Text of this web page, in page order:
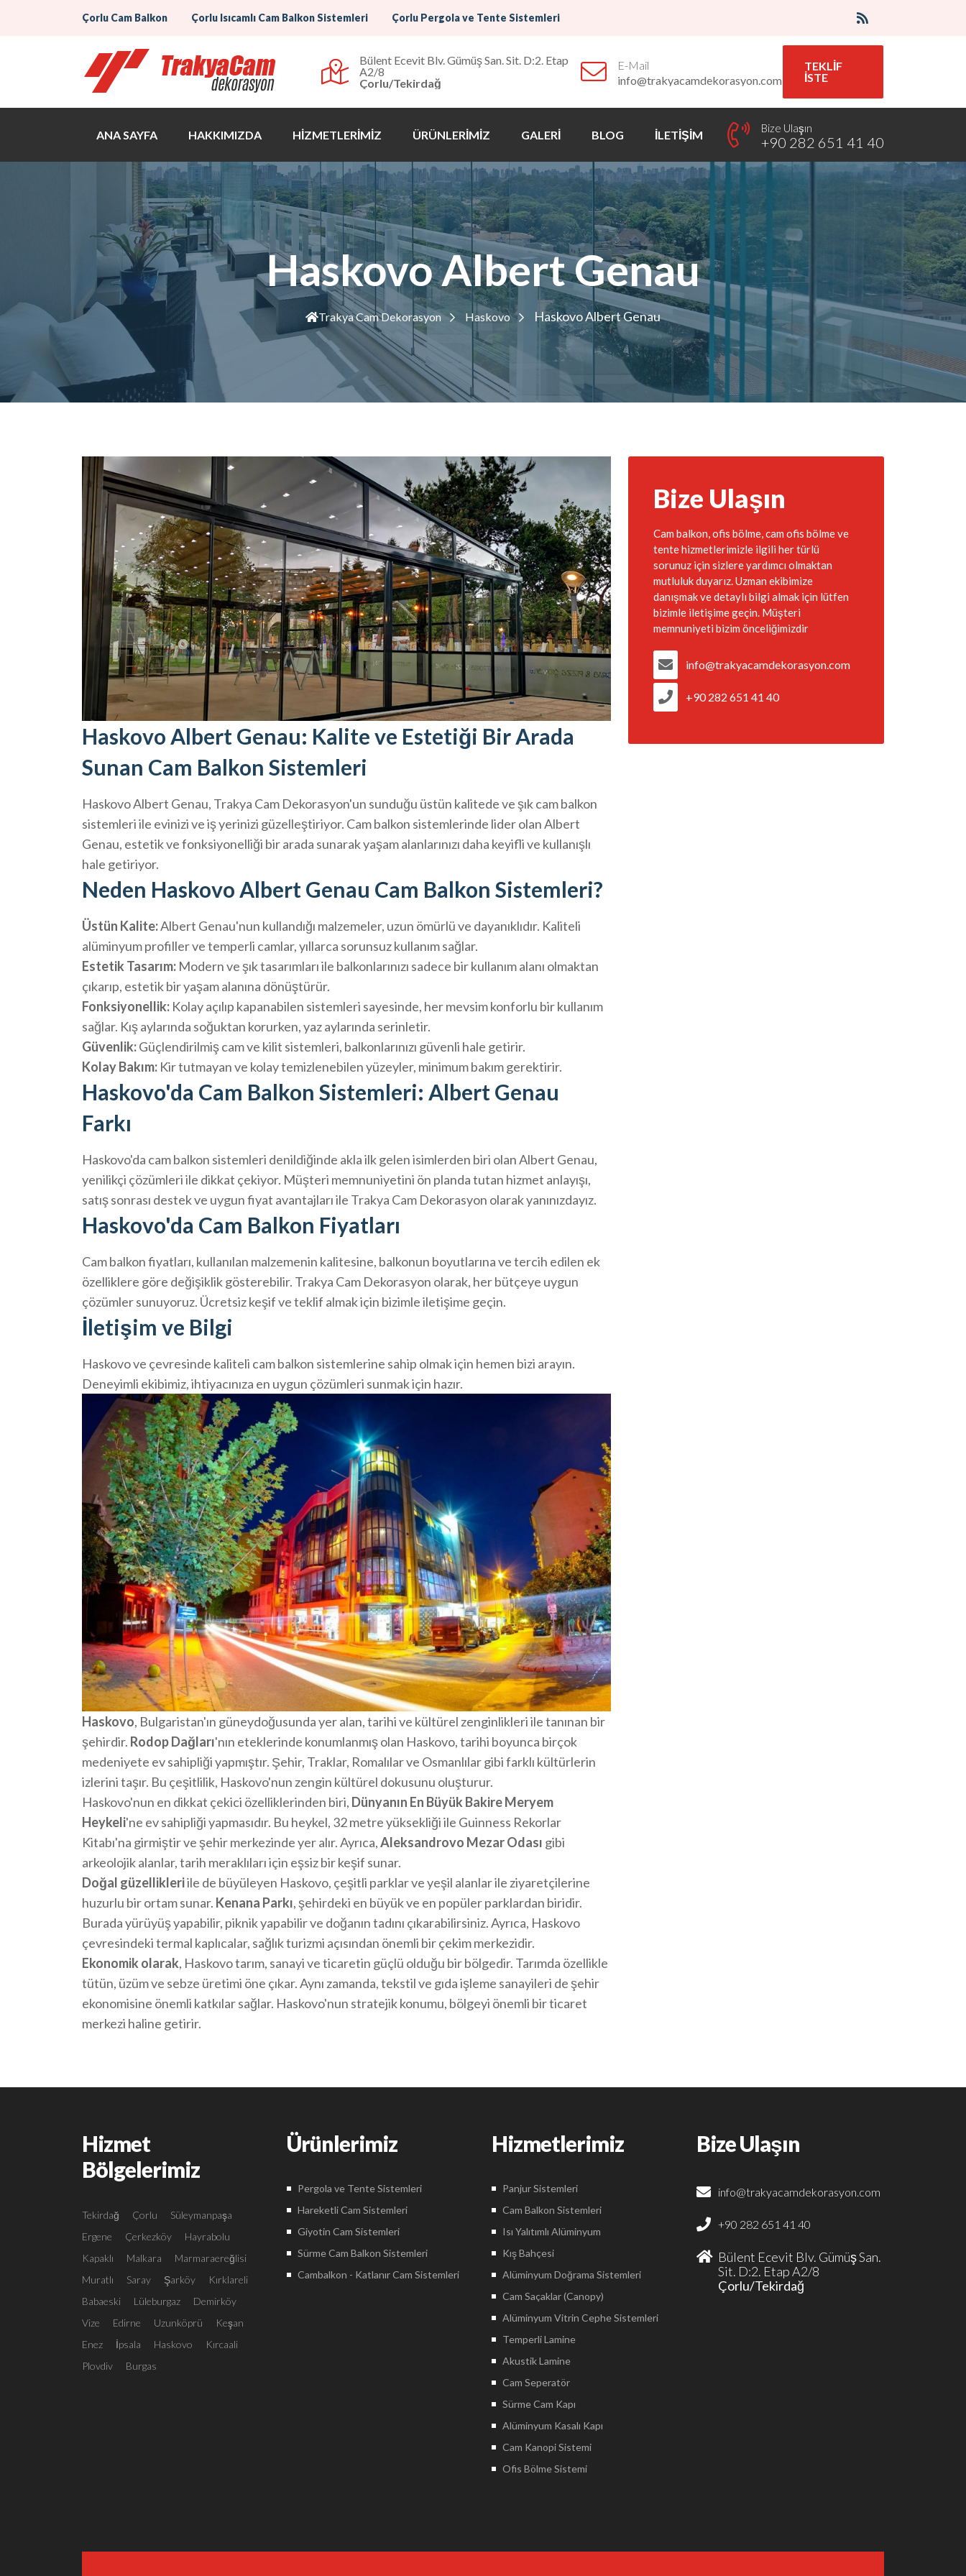
Çorlu Cam Balkon Çorlu Isıcamlı Cam Balkon Sistemleri Çorlu Pergola ve Tente Sistemleri
Bülent Ecevit Blv. Gümüş San. Sit. D:2. Etap
A2/8
Çorlu/Tekirdağ
E-Mail
info@trakyacamdekorasyon.com
TEKLİF
İSTE
ANA SAYFA HAKKIMIZDA HİZMETLERİMİZ ÜRÜNLERİMİZ GALERİ BLOG İLETİŞİM
Bize Ulaşın
+90 282 651 41 40
Haskovo Albert Genau
Trakya Cam Dekorasyon Haskovo Haskovo Albert Genau
Haskovo Albert Genau: Kalite ve Estetiği Bir Arada
Sunan Cam Balkon Sistemleri
Haskovo Albert Genau, Trakya Cam Dekorasyon'un sunduğu üstün kalitede ve şık cam balkon
sistemleri ile evinizi ve iş yerinizi güzelleştiriyor. Cam balkon sistemlerinde lider olan Albert
Genau, estetik ve fonksiyonelliği bir arada sunarak yaşam alanlarınızı daha keyifli ve kullanışlı
hale getiriyor.
Neden Haskovo Albert Genau Cam Balkon Sistemleri?
Üstün Kalite:Albert Genau'nun kullandığı malzemeler, uzun ömürlü ve dayanıklıdır. Kaliteli
alüminyum profiller ve temperli camlar, yıllarca sorunsuz kullanım sağlar.
Estetik Tasarım: Modern ve şık tasarımları ile balkonlarınızı sadece bir kullanım alanı olmaktan
çıkarıp, estetik bir yaşam alanına dönüştürür.
Fonksiyonellik: Kolay açılıp kapanabilen sistemleri sayesinde, her mevsim konforlu bir kullanım
sağlar. Kış aylarında soğuktan korurken, yaz aylarında serinletir.
Güvenlik:Güçlendirilmiş cam ve kilit sistemleri, balkonlarınızı güvenli hale getirir.
Kolay Bakım: Kir tutmayan ve kolay temizlenebilen yüzeyler, minimum bakım gerektirir.
Haskovo'da Cam Balkon Sistemleri: Albert Genau
Farkı
Haskovo'da cam balkon sistemleri denildiğinde akla ilk gelen isimlerden biri olan Albert Genau,
yenilikçi çözümleri ile dikkat çekiyor. Müşteri memnuniyetini ön planda tutan hizmet anlayışı,
satış sonrası destek ve uygun fiyat avantajları ile Trakya Cam Dekorasyon olarak yanınızdayız.
Haskovo'da Cam Balkon Fiyatları
Cam balkon fiyatları, kullanılan malzemenin kalitesine, balkonun boyutlarına ve tercih edilen ek
özelliklere göre değişiklik gösterebilir. Trakya Cam Dekorasyon olarak, her bütçeye uygun
çözümler sunuyoruz. Ücretsiz keşif ve teklif almak için bizimle iletişime geçin.
İletişim ve Bilgi
Haskovo ve çevresinde kaliteli cam balkon sistemlerine sahip olmak için hemen bizi arayın.
Deneyimli ekibimiz, ihtiyacınıza en uygun çözümleri sunmak için hazır.
Haskovo, Bulgaristan'ın güneydoğusunda yer alan, tarihi ve kültürel zenginlikleri ile tanınan bir
şehirdir. Rodop Dağları'nın eteklerinde konumlanmış olan Haskovo, tarihi boyunca birçok
medeniyete ev sahipliği yapmıştır. Şehir, Traklar, Romalılar ve Osmanlılar gibi farklı kültürlerin
izlerini taşır. Bu çeşitlilik, Haskovo'nun zengin kültürel dokusunu oluşturur.
Haskovo'nun en dikkat çekici özelliklerinden biri, Dünyanın En Büyük Bakire Meryem
Heykeli'ne ev sahipliği yapmasıdır. Bu heykel, 32 metre yüksekliği ile Guinness Rekorlar
Kitabı'na girmiştir ve şehir merkezinde yer alır. Ayrıca,Aleksandrovo Mezar Odası gibi
arkeolojik alanlar, tarih meraklıları için eşsiz bir keşif sunar.
Doğal güzellikleriile de büyüleyen Haskovo, çeşitli parklar ve yeşil alanlar ile ziyaretçilerine
huzurlu bir ortam sunar. Kenana Parkı, şehirdeki en büyük ve en popüler parklardan biridir.
Burada yürüyüş yapabilir, piknik yapabilir ve doğanın tadını çıkarabilirsiniz. Ayrıca, Haskovo
çevresindeki termal kaplıcalar, sağlık turizmi açısından önemli bir çekim merkezidir.
Ekonomik olarak, Haskovo tarım, sanayi ve ticaretin güçlü olduğu bir bölgedir. Tarımda özellikle
tütün, üzüm ve sebze üretimi öne çıkar. Aynı zamanda, tekstil ve gıda işleme sanayileri de şehir
ekonomisine önemli katkılar sağlar. Haskovo'nun stratejik konumu, bölgeyi önemli bir ticaret
merkezi haline getirir.
Bize Ulaşın
Cam balkon, ofis bölme, cam ofis bölme ve
tente hizmetlerimizle ilgili her türlü
sorunuz için sizlere yardımcı olmaktan
mutluluk duyarız. Uzman ekibimize
danışmak ve detaylı bilgi almak için lütfen
bizimle iletişime geçin. Müşteri
memnuniyeti bizim önceliğimizdir
info@trakyacamdekorasyon.com
+90 282 651 41 40
Hizmet
Bölgelerimiz
Tekirdağ Çorlu
Süleymanpaşa
Ergene
Çerkezköy
Hayrabolu
Kapaklı
Malkara
Marmaraereğlisi
Muratlı
Saray Şarköy
Kırklareli
Babaeski
Lüleburgaz
Demirköy
Vize
Edirne Uzunköprü
Keşan
Enez
İpsala Haskovo
Kırcaali
Plovdiv
Burgas
Ürünlerimiz
Pergola ve Tente Sistemleri
Hareketli Cam Sistemleri
Giyotin Cam Sistemleri
Sürme Cam Balkon Sistemleri
Cambalkon - Katlanır Cam Sistemleri
Hizmetlerimiz
Panjur Sistemleri
Cam Balkon Sistemleri
Isı Yalıtımlı Alüminyum
Kış Bahçesi
Alüminyum Doğrama Sistemleri
Cam Saçaklar (Canopy)
Alüminyum Vitrin Cephe Sistemleri
Temperli Lamine
Akustik Lamine
Cam Seperatör
Sürme Cam Kapı
Alüminyum Kasalı Kapı
Cam Kanopi Sistemi
Ofis Bölme Sistemi
Bize Ulaşın
info@trakyacamdekorasyon.com
+90 282 651 41 40
Bülent Ecevit Blv. Gümüş San.
Sit. D:2. Etap A2/8
Çorlu/Tekirdağ